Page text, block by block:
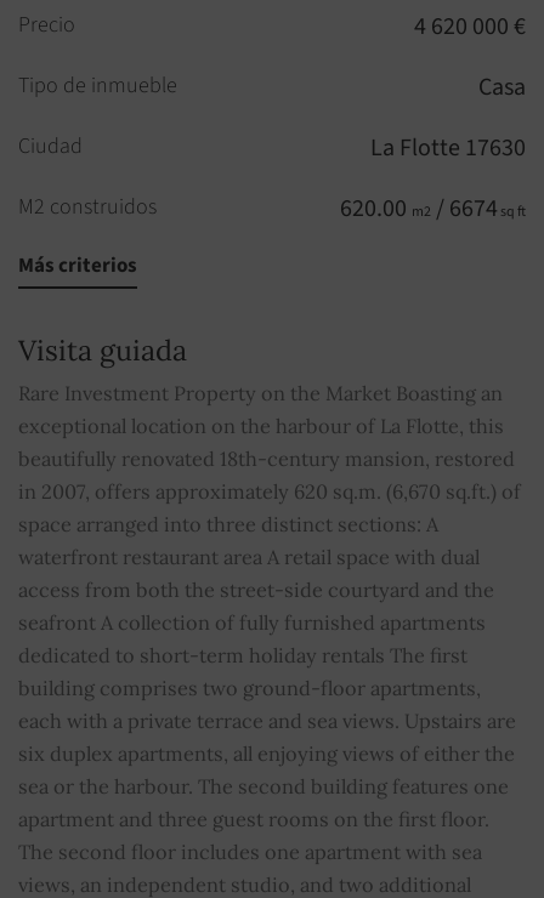
Precio 4 620 000 €
Tipo de inmueble Casa
Ciudad La Flotte 17630
M2 construidos 620.00 m2 / 6674 sq ft
Habitación
Cuota media de los gastos comunes
Más criterios
Visita guiada
Rare Investment Property on the Market Boasting an
exceptional location on the harbour of La Flotte, this
beautifully renovated 18th-century mansion, restored
in 2007, offers approximately 620 sq.m. (6,670 sq.ft.) of
space arranged into three distinct sections: A
waterfront restaurant area A retail space with dual
access from both the street-side courtyard and the
seafront A collection of fully furnished apartments
dedicated to short-term holiday rentals The first
building comprises two ground-floor apartments,
each with a private terrace and sea views. Upstairs are
six duplex apartments, all enjoying views of either the
sea or the harbour. The second building features one
apartment and three guest rooms on the first floor.
The second floor includes one apartment with sea
views, an independent studio, and two additional